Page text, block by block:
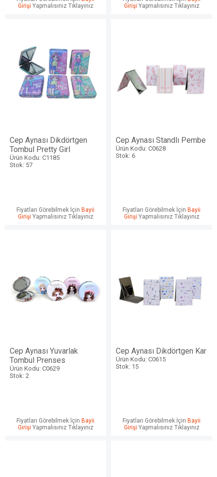
Girişi Yapmalısınız Tıklayınız
Girişi Yapmalısınız Tıklayınız
Cep Aynası Dikdörtgen
Tombul Pretty Girl
Ürün Kodu: C1185
Stok: 57
Fiyatları Görebilmek İçin Bayii
Girişi Yapmalısınız Tıklayınız
Cep Aynası Standlı Pembe
Ürün Kodu: C0628
Stok: 6
Fiyatları Görebilmek İçin Bayii
Girişi Yapmalısınız Tıklayınız
Cep Aynası Yuvarlak
Tombul Prenses
Ürün Kodu: C0629
Stok: 2
Fiyatları Görebilmek İçin Bayii
Girişi Yapmalısınız Tıklayınız
Cep Aynası Dikdörtgen Kar
Ürün Kodu: C0615
Stok: 15
Fiyatları Görebilmek İçin Bayii
Girişi Yapmalısınız Tıklayınız